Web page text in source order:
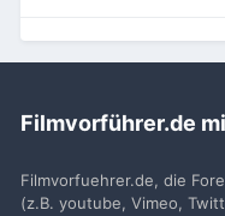
Filmvorführer.de
Filmvorfuehrer.de, die
(z.B. youtube, Vimeo,